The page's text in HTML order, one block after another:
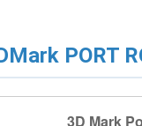
PORT